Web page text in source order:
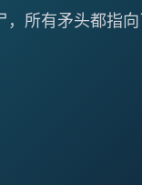
所有矛头都指向